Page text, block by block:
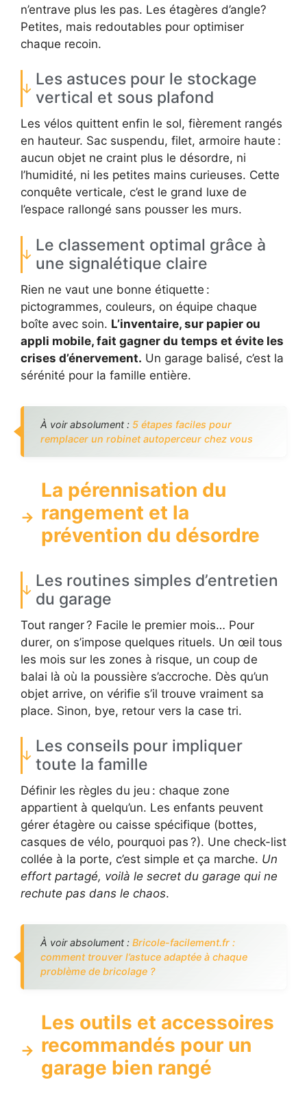
n’entrave plus les pas. Les étagères d’angle?
Petites, mais redoutables pour optimiser
chaque recoin.
Les astuces pour le stockage
vertical et sous plafond
Les vélos quittent enfin le sol, fièrement rangés
en hauteur. Sac suspendu, filet, armoire haute :
aucun objet ne craint plus le désordre, ni
l’humidité, ni les petites mains curieuses. Cette
conquête verticale, c’est le grand luxe de
l’espace rallongé sans pousser les murs.
Le classement optimal grâce à
une signalétique claire
Rien ne vaut une bonne étiquette :
pictogrammes, couleurs, on équipe chaque
boîte avec soin. L’inventaire, sur papier ou
appli mobile, fait gagner du temps et évite les
crises d’énervement. Un garage balisé, c’est la
sérénité pour la famille entière.
À voir absolument : 5 étapes faciles pour
remplacer un robinet autoperceur chez vous
La pérennisation du
rangement et la
prévention du désordre
Les routines simples d’entretien
du garage
Tout ranger ? Facile le premier mois… Pour
durer, on s’impose quelques rituels. Un œil tous
les mois sur les zones à risque, un coup de
balai là où la poussière s’accroche. Dès qu’un
objet arrive, on vérifie s’il trouve vraiment sa
place. Sinon, bye, retour vers la case tri.
Les conseils pour impliquer
toute la famille
Définir les règles du jeu : chaque zone
appartient à quelqu’un. Les enfants peuvent
gérer étagère ou caisse spécifique (bottes,
casques de vélo, pourquoi pas ?). Une check-list
collée à la porte, c’est simple et ça marche. Un
effort partagé, voilà le secret du garage qui ne
rechute pas dans le chaos.
À voir absolument : Bricole-facilement.fr :
comment trouver l’astuce adaptée à chaque
problème de bricolage ?
Les outils et accessoires
recommandés pour un
garage bien rangé